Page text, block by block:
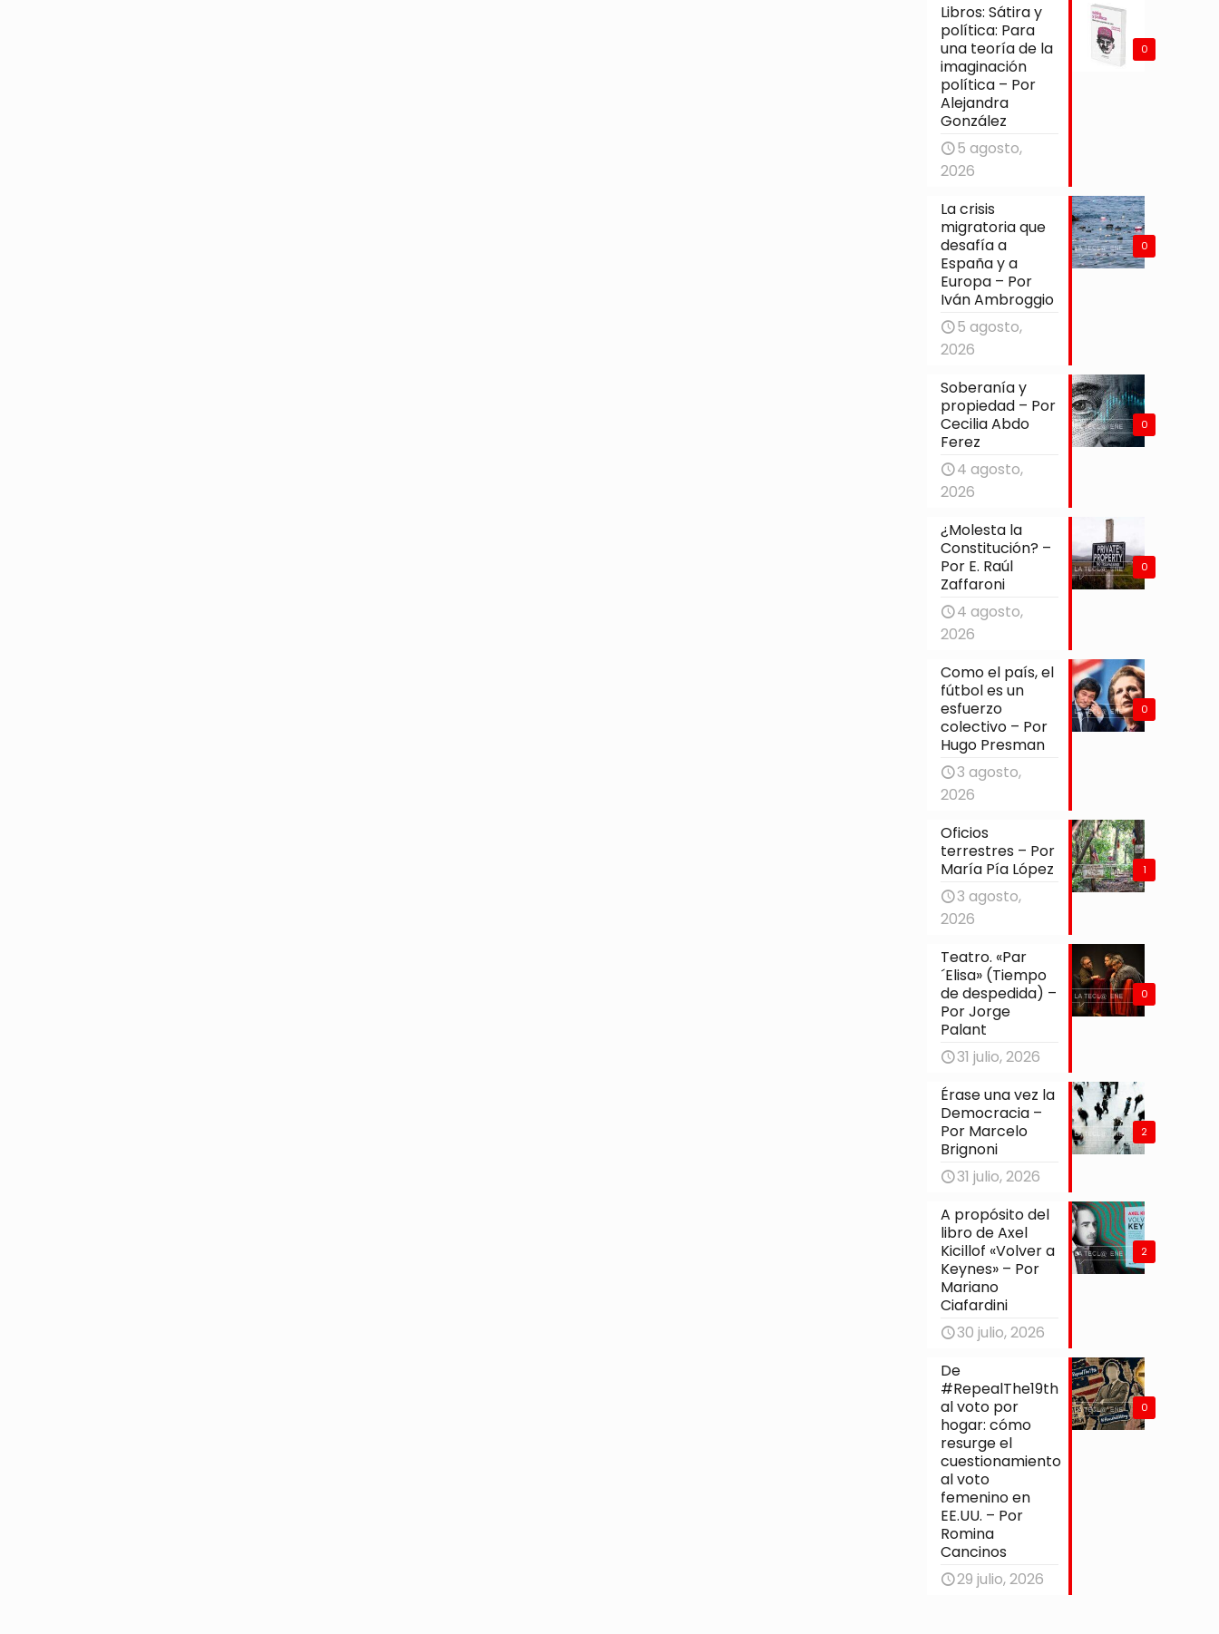
0
Libros: Sátira y
política: Para
una teoría de la
imaginación
política – Por
Alejandra
González
5 agosto,
2026
0
La crisis
migratoria que
desafía a
España y a
Europa – Por
Iván Ambroggio
5 agosto,
2026
0
Soberanía y
propiedad – Por
Cecilia Abdo
Ferez
4 agosto,
2026
0
¿Molesta la
Constitución? –
Por E. Raúl
Zaffaroni
4 agosto,
2026
0
Como el país, el
fútbol es un
esfuerzo
colectivo – Por
Hugo Presman
3 agosto,
2026
1
Oficios
terrestres – Por
María Pía López
3 agosto,
2026
0
Teatro. «Par
´Elisa» (Tiempo
de despedida) –
Por Jorge
Palant
31 julio, 2026
2
Érase una vez la
Democracia –
Por Marcelo
Brignoni
31 julio, 2026
2
A propósito del
libro de Axel
Kicillof «Volver a
Keynes» – Por
Mariano
Ciafardini
30 julio, 2026
0
De
#RepealThe19th
al voto por
hogar: cómo
resurge el
cuestionamiento
al voto
femenino en
EE.UU. – Por
Romina
Cancinos
29 julio, 2026